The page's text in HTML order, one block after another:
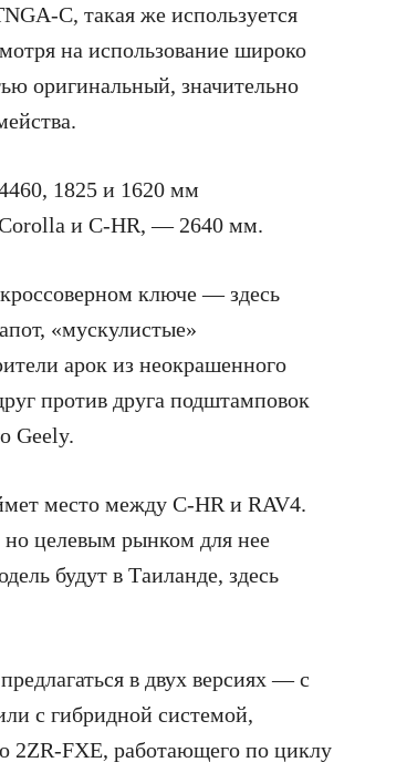
C, такая же используется
на использование широко
оригинальный, значительно
1825 и 1620 мм
Corolla и C-HR, — 2640 мм.
ключе — здесь
«мускулистые»
арок из неокрашенного
против друга подштамповок
Geely.
место между C-HR и RAV4.
целевым рынком для нее
будут в Таиланде, здесь
в двух версиях — с
с гибридной системой,
2ZR-FXE, работающего по циклу